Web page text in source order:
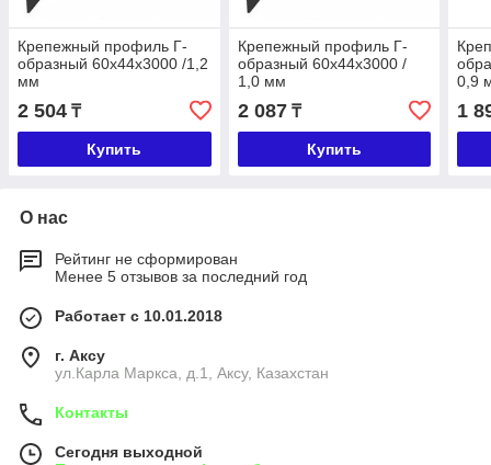
Крепежный профиль Г-
образный 60х44х3000 /1,2
мм
2 504 ₸
Купить
Крепежный профиль Г-
образный 60х44х3000 /
1,0 мм
2 087₸
Купить
0,9
1
О нас
Рейтинг не сформирован
Менее 5 отзывов за последний год
Работает с 10.01.2018
г. Аксу
ул.Карла Маркса, д.1, Аксу, Казахстан
Контакты
Сегодня выходной